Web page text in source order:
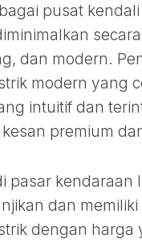
pusat
dan modern.
modern yang
intuitif dan
premium
pasar
dan
dengan